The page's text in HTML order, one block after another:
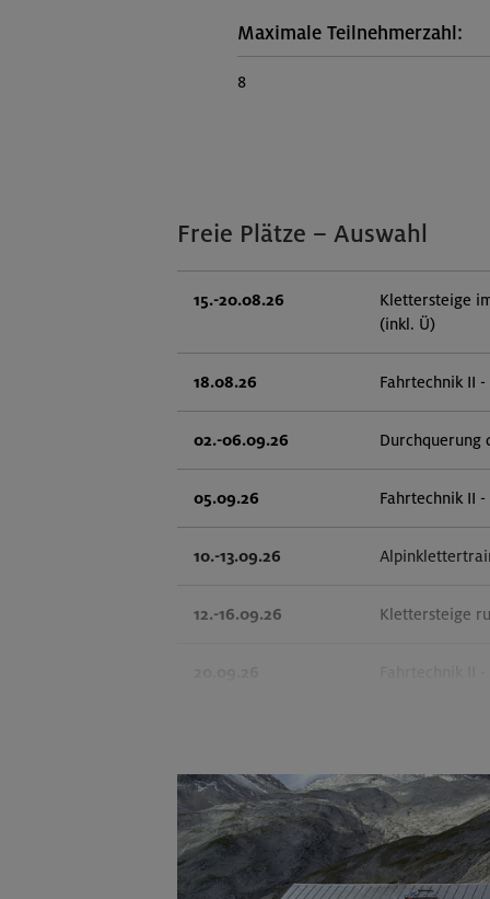
Maximale Teilnehmerzahl:
8
Freie Plätze – Auswahl
15.-20.08.26
Klettersteige
(inkl. Ü)
18.08.26 Fahrtechnik II
02.-06.09.26 Durchquerung
05.09.26 Fahrtechnik II -
10.-13.09.26
12.-16.09.26 Klettersteige
01.-04.10.26 Leichte